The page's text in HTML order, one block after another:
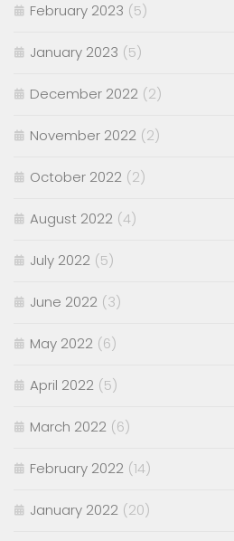
February 2023 (5)
January 2023 (5)
December 2022 (2)
November 2022 (2)
October 2022 (2)
August 2022 (4)
July 2022 (5)
June 2022 (3)
May 2022 (6)
April 2022 (5)
March 2022 (6)
February 2022 (14)
January 2022 (20)